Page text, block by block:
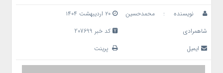
نویسنده :محمدحسین
شاهمرادی
۲۰ اردیبهشت ۱۴۰۴
کد خبر 207699
ایمیل
پرینت